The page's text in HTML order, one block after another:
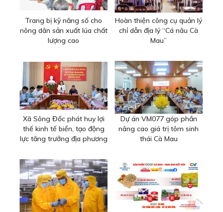
Trang bị kỹ năng số cho
nông dân sản xuất lúa chất
lượng cao
Hoàn thiện công cụ quản lý
chỉ dẫn địa lý “Cá nâu Cà
Mau”
Xã Sông Đốc phát huy lợi
thế kinh tế biển, tạo động
lực tăng trưởng địa phương
Dự án VM077 góp phần
nâng cao giá trị tôm sinh
thái Cà Mau